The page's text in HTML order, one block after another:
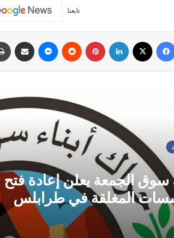
تابعنا
فيسبوك لينكدإن بينتيريست ماسنجر مشاركة عبر البريد
الجمعة يعلن إعادة فتح
المغلقة في طرابلس